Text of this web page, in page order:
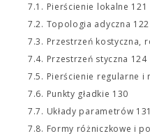
7.1. Pierścienie lokalne 121
7.2. Topologia adyczna 122
7.3. Przestrzeń kostyczna,
7.4. Przestrzeń styczna 124
7.5. Pierścienie regularne i
7.6. Punkty gładkie 130
7.7. Układy parametrów 131
7.8. Formy różniczkowe i